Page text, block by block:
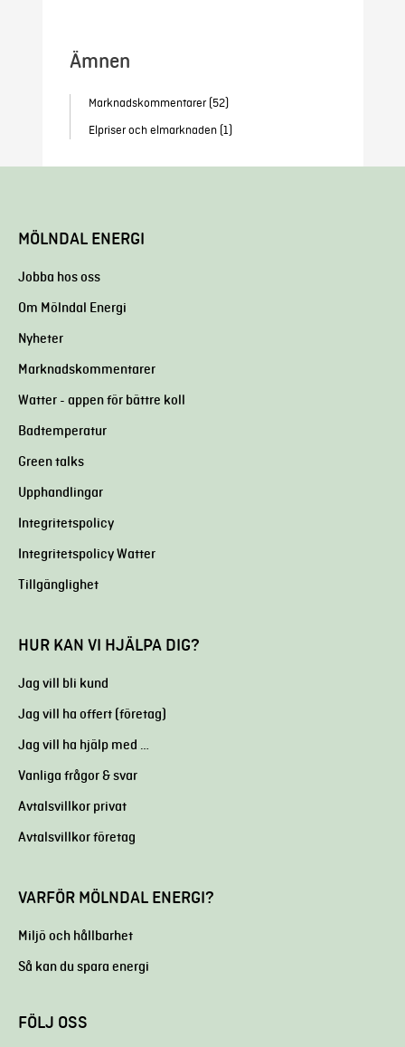
Ämnen
Marknadskommentarer (52)
Elpriser och elmarknaden (1)
MÖLNDAL ENERGI
Jobba hos oss
Om Mölndal Energi
Nyheter
Marknadskommentarer
Watter - appen för bättre koll
Badtemperatur
Green talks
Upphandlingar
Integritetspolicy
Integritetspolicy Watter
Tillgänglighet
HUR KAN VI HJÄLPA DIG?
Jag vill bli kund
Jag vill ha offert (företag)
Jag vill ha hjälp med …
Vanliga frågor & svar
Avtalsvillkor privat
Avtalsvillkor företag
VARFÖR MÖLNDAL ENERGI?
Miljö och hållbarhet
Så kan du spara energi
FÖLJ OSS